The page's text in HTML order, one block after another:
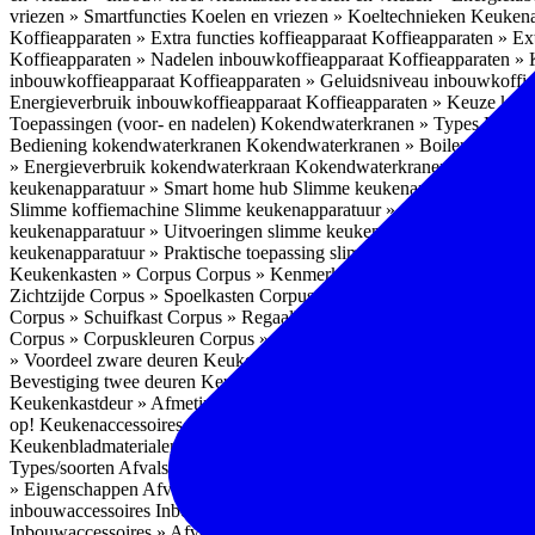
vriezen » Smartfuncties Koelen en vriezen » Koeltechnieken
Koffieapparaten » Extra functies koffieapparaat Koffieapparaten »
Koffieapparaten » Nadelen inbouwkoffieapparaat Koffieapparaten »
inbouwkoffieapparaat Koffieapparaten » Geluidsniveau
Energieverbruik inbouwkoffieapparaat Koffieapparaten » Keuze
Toepassingen (voor- en nadelen) Kokendwaterkranen » Types
Bediening kokendwaterkranen Kokendwaterkranen » Boilers
» Energieverbruik kokendwaterkraan Kokendwaterkranen »
keukenapparatuur » Smart home hub Slimme keukenapparatuur »
Slimme koffiemachine Slimme keukenapparatuur » Slimme stekker
keukenapparatuur » Uitvoeringen slimme keukenapparatuur
keukenapparatuur » Praktische toepassing slimme keukenapparatuur
Keukenkasten » Corpus Corpus » Kenmerken
Zichtzijde Corpus » Spoelkasten Corpus » Soorten keukenkasten
Corpus » Schuifkast Corpus » Regaalkast
Corpus » Corpuskleuren Corpus » Corpus in kleur
» Voordeel zware deuren Keukenkasten » Kastindeling
Bevestiging twee deuren Keukenkastdeur » Vaatwasserdeur
Keukenkastdeur » Afmetingen
op! KeukenaccessoiresKeukenaccessoires » Achterwanden
Keukenbladmaterialen als achterwand
Types/soorten Afvalsystemen » Installatie
» Eigenschappen Afvalsystemen » Inhoud
inbouwaccessoires Inbouwaccessoires » Bestek- en ladeindelingen